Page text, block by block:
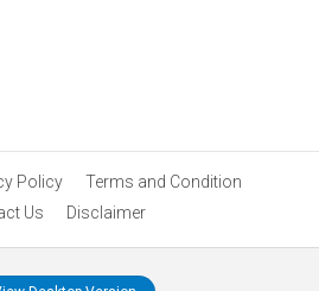
Policy
Terms and Condition
Us
Disclaimer